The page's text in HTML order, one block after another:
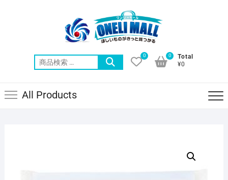
索
0
Total
¥0
0
All Products